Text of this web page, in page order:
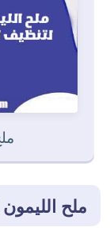
ملح